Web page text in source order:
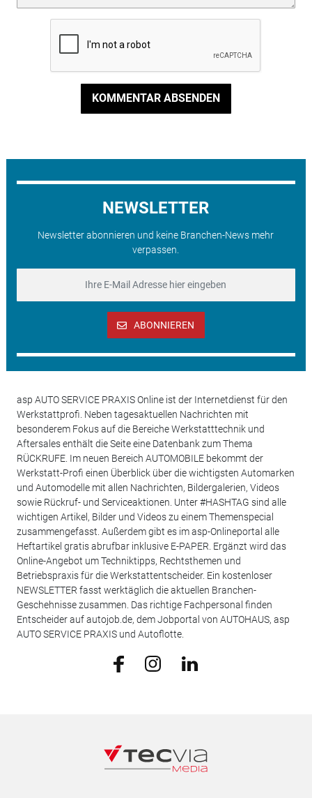
KOMMENTAR ABSENDEN
NEWSLETTER
Newsletter abonnieren und keine Branchen-News mehr
verpassen.
ABONNIEREN
asp AUTO SERVICE PRAXIS Online ist der Internetdienst für den
Werkstattprofi. Neben tagesaktuellen Nachrichten mit
besonderem Fokus auf die Bereiche Werkstatttechnik und
Aftersales enthält die Seite eine Datenbank zum Thema
RÜCKRUFE. Im neuen Bereich AUTOMOBILE bekommt der
Werkstatt-Profi einen Überblick über die wichtigsten Automarken
und Automodelle mit allen Nachrichten, Bildergalerien, Videos
sowie Rückruf- und Serviceaktionen. Unter #HASHTAG sind alle
wichtigen Artikel, Bilder und Videos zu einem Themenspecial
zusammengefasst. Außerdem gibt es im asp-Onlineportal alle
Heftartikel gratis abrufbar inklusive E-PAPER. Ergänzt wird das
Online-Angebot um Techniktipps, Rechtsthemen und
Betriebspraxis für die Werkstattentscheider. Ein kostenloser
NEWSLETTER fasst werktäglich die aktuellen Branchen-
Geschehnisse zusammen. Das richtige Fachpersonal finden
Entscheider auf autojob.de, dem Jobportal von AUTOHAUS, asp
AUTO SERVICE PRAXIS und Autoflotte.